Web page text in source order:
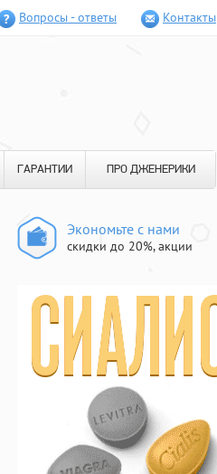
Вопросы - ответы Контакты
ГАРАНТИИ ПРО ДЖЕНЕРИКИ
Экономьте с нами
скидки до 20%, акции